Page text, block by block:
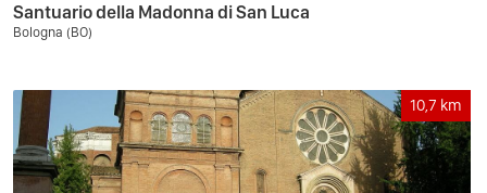
Santuario della Madonna di San Luca
Bologna (BO)
10,7 km